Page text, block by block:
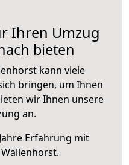
Ihren Umzug
bieten
kann viele
bringen, um Ihnen
wir Ihnen unsere
an.
Erfahrung mit
Wallenhorst.